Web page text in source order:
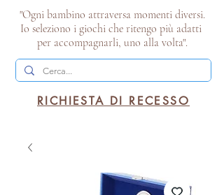
"Ogni bambino attraversa momenti diversi.
Io seleziono i giochi che ritengo più adatti
per accompagnarli, uno alla volta".
RICHIESTA DI RECESSO